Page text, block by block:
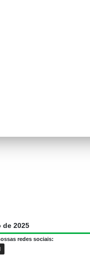
de 2025
redes sociais: